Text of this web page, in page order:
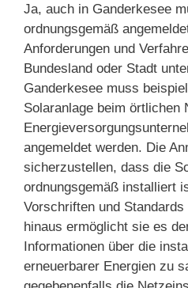
Ja, auch in Ganderkesee
ordnungsgemäß
Anforderungen und
Bundesland oder Stadt
Ganderkesee muss
Solaranlage beim örtlichen
angemeldet werden. Die
sicherzustellen, dass die
ordnungsgemäß installiert
Vorschriften und
hinaus ermöglicht sie es
Informationen über die
erneuerbarer Energien zu